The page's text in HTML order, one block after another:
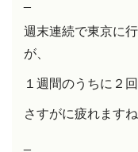
週末連続で東京に
が、
１週間のうちに２
さすがに疲れますね